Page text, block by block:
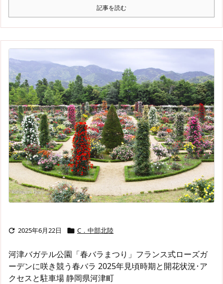
記事を読む
 2025年6月22日  C．中部北陸
河津バガテル公園「春バラまつり」フランス式ローズガ
ーデンに咲き競う春バラ 2025年見頃時期と開花状況･ア
クセスと駐車場 静岡県河津町